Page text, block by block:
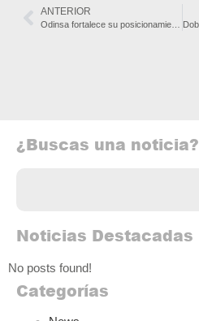
ANTERIOR
¿Buscas una noticia?
Noticias Destacadas
No posts found!
Categorías